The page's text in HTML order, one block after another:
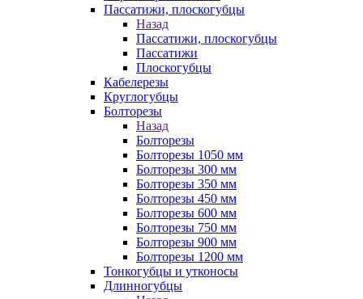
Пассатижи, плоскогубцы
Назад
Пассатижи, плоскогубцы
Пассатижи
Плоскогубцы
Кабелерезы
Круглогубцы
Болторезы
Назад
Болторезы
Болторезы 1050 мм
Болторезы 300 мм
Болторезы 350 мм
Болторезы 450 мм
Болторезы 600 мм
Болторезы 750 мм
Болторезы 900 мм
Болторезы 1200 мм
Тонкогубцы и утконосы
Длинногубцы